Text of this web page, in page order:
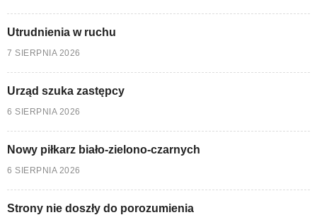
Utrudnienia w ruchu
7 SIERPNIA 2026
Urząd szuka zastępcy
6 SIERPNIA 2026
Nowy piłkarz biało-zielono-czarnych
6 SIERPNIA 2026
Strony nie doszły do porozumienia